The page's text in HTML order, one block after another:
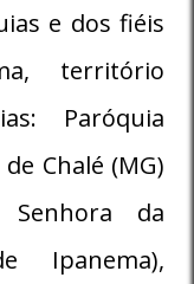
e dos fiéis
território
Paróquia
Chalé (MG)
Senhora da
Ipanema),